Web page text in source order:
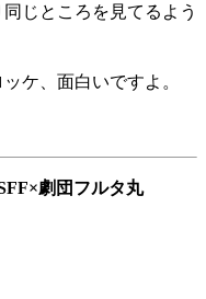
じところを見てるよう
ケ、面白いですよ。
劇団フルタ丸